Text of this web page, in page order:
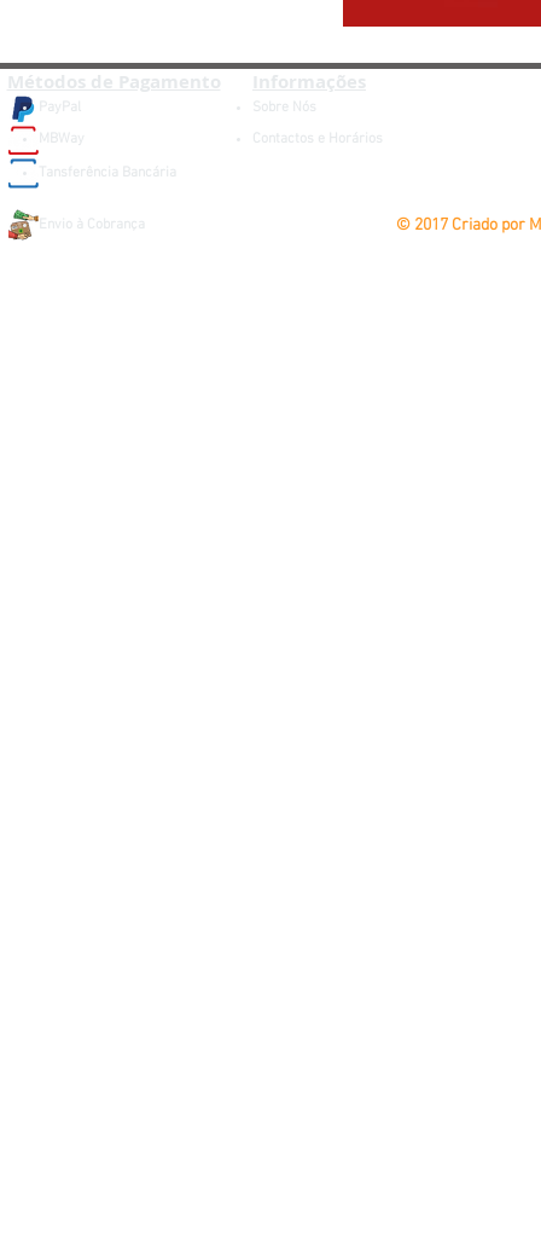
Métodos de Pagamento
PayPal
MBWay
Tansferência Bancária
Envio à Cobrança
Informações
Sobre Nós
Contactos e Horários
© 2017 Criado por